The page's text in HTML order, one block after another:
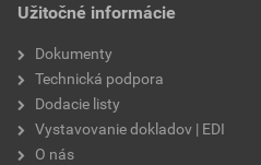
Užitočné informácie
Dokumenty
Technická podpora
Dodacie listy
Vystavovanie dokladov | EDI
O nás